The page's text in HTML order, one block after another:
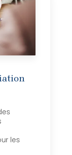
les